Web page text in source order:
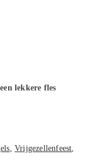
lekkere fles
,Vrijgezellenfeest,